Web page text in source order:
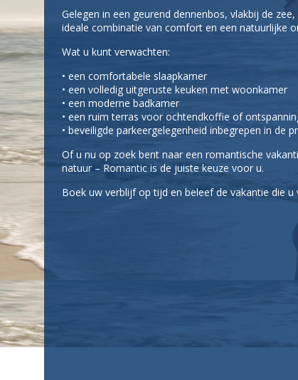
Gelegen in een geurend dennenbos, vlakbij de
ideale combinatie van comfort en een natuurlijke
Wat u kunt verwachten:
• een comfortabele slaapkamer
• een volledig uitgeruste keuken met woonkamer
• een moderne badkamer
• een ruim terras voor ochtendkoffie of
• beveiligde parkeergelegenheid inbegrepen in de
Of u nu op zoek bent naar een romantische
natuur – Romantic is de juiste keuze voor u.
Boek uw verblijf op tijd en beleef de vakantie die u